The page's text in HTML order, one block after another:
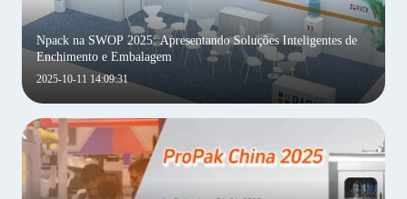
2025-10-11 14:09:31
Npack na SWOP 2025: Apresentando Soluções Inteligentes de
Enchimento e Embalagem